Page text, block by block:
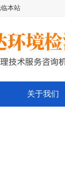
本站
关于我们